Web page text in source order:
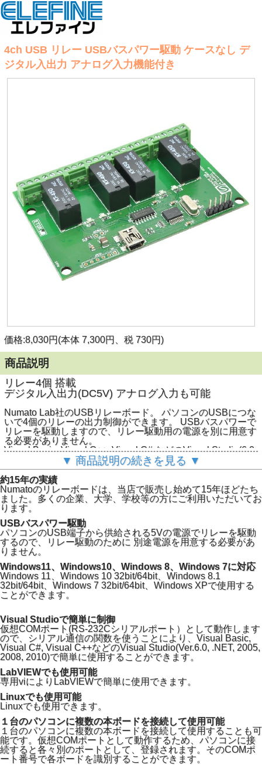
4ch USB リレー USBバスパワー駆動 ケースなし デ
ジタル入出力 アナログ入力機能付き
価格:8,030円(本体 7,300円、税 730円)
商品説明
リレー4個 搭載
デジタル入出力(DC5V) アナログ入力も可能
Numato Lab社のUSBリレーボード。 パソコンのUSBにつな
いで4個のリレーの出力制御ができます。 USBバスパワーで
リレーを駆動しますので、リレー駆動用の電源を別に用意す
る必要がありません。
Visual Basic, Visual C++, Visual C# などのVisual Studio(6.0,
.NET, 2005, 2008, 2010)はもちろん, VBA, Linux, Mac OS,
Pythonからでも制御できます。
▼ 商品説明の続きを見る ▼
約15年の実績
Numatoのリレーボードは、当店で販売し始めて15年ほどたち
ました。多くの企業、大学、学校等の方にご利用いただいてお
ります。
USBバスパワー駆動
パソコンのUSB端子から供給される5Vの電源でリレーを駆動
するので、リレー駆動のために 別途電源を用意する必要があ
りません。
Windows11、Windows10、Windows 8、Windows 7に対応
Windows 11、Windows 10 32bit/64bit、Windows 8.1
32bit/64bit、Windows 7 32bit/64bit、Windows XPで使用する
ことができます。
Visual Studioで簡単に制御
仮想COMポート(RS-232Cシリアルポート）として動作します
ので、シリアル通信の関数を使うことにより、Visual Basic,
Visual C#, Visual C++などのVisual Studio(Ver.6.0, .NET, 2005,
2008, 2010)で簡単に使用することができます。
LabVIEWでも使用可能
専用viによりLabVIEWで簡単に使用できます。
Linuxでも使用可能
Linuxでも使用できます。
１台のパソコンに複数の本ボードを接続して使用可能
１台のパソコンに複数の本ボードを接続して使用することも可
能です。仮想COMポートとして動作するため、パソコンに接
続すると各々別のポートとして、登録されます。そのCOMポ
ート番号で各ボードを識別することができます。